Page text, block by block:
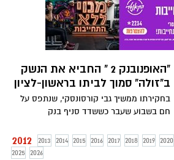
עבד כגובה חובות במועדוני קלפים בעולם
התחתון. הוא מודה בשני מעשי שוד בלבד
"האופנובנק 2 " החביא את הנשק
ב"זולה" סמוך לביתו בראשון-לציון
בחקירתו ממשיך גבי קורסונסקי, שנתפס על
חם בשבוע שעבר כששדד סניף בנק
בבאר-יעקב. הוא טוען כי שדד שני בנקים תוך
חודש
2012 2013 2014 2015 2016 2017 2018 2019 2020
2025
2026